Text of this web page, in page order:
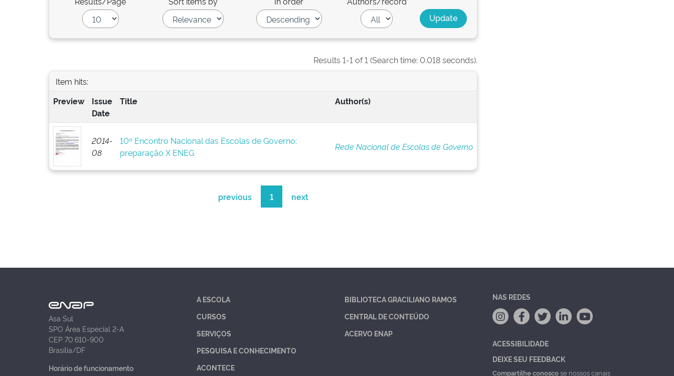
Results 1-1 of 1 (Search time: 0.018 seconds).
Item hits:
Preview
Issue
Date
Title Author(s)
2014-
08
10º Encontro Nacional das Escolas de Governo:
preparação X ENEG
Rede Nacional de Escolas de Governo
previous 1 next
Asa Sul
SPO Área Especial 2-A
CEP 70.610-900
Brasília/DF
Horário de funcionamento
A ESCOLA
CURSOS
SERVIÇOS
PESQUISA E CONHECIMENTO
ACONTECE
BIBLIOTECA GRACILIANO RAMOS
CENTRAL DE CONTEÚDO
ACERVO ENAP
NAS REDES
ACESSIBILIDADE
DEIXE SEU FEEDBACK
Compartilhe conoscose nossos canais